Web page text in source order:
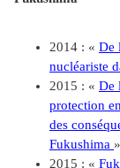
2014 : « De
nucléariste
2015 : « De
protection
des
Fukushima »
2015 : «